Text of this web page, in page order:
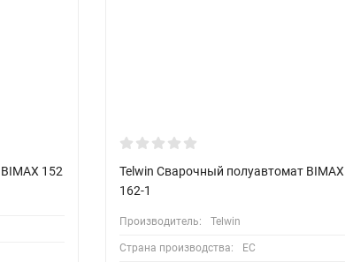
152
Telwin Сварочный полуавтомат BIMAX
162-1
Производитель: Telwin
Страна производства: EC